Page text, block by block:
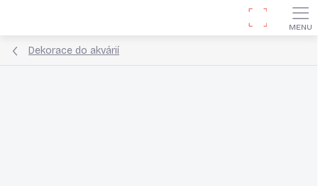
obsah
Hledat
Dekorace do akvárií